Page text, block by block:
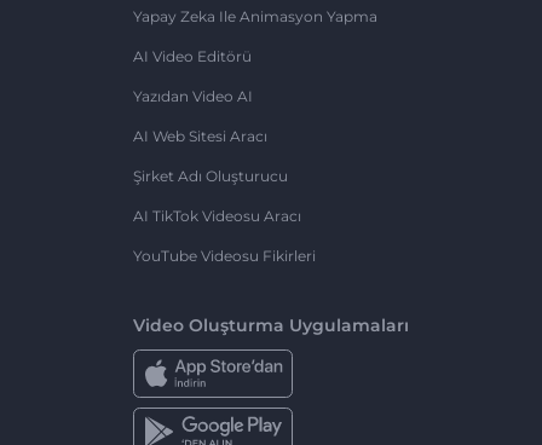
Yapay Zeka Ile Animasyon Yapma
AI Video Editörü
Yazıdan Video AI
AI Web Sitesi Aracı
Şirket Adı Oluşturucu
AI TikTok Videosu Aracı
YouTube Videosu Fikirleri
Video Oluşturma Uygulamaları